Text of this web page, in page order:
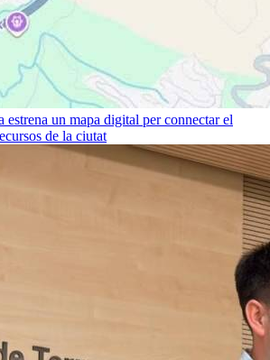
estrena un mapa digital per connectar el
de la ciutat